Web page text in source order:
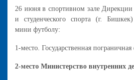
26 июня в спортивном зале
и студенческого спорта (г.
мини футболу:
1-место. Государственная
2-место Министерство внутренних